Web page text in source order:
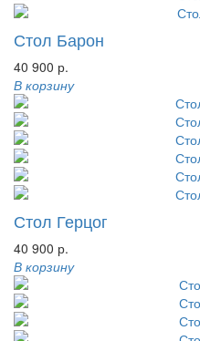
Стол Барон
40 900 р.
В корзину
Стол Герцог
40 900 р.
В корзину